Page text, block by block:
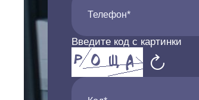
Телефон*
Введите код с картинки